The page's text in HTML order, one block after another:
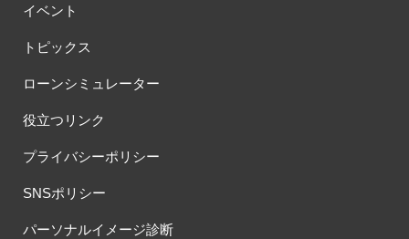
イベント
トピックス
ローンシミュレーター
役立つリンク
プライバシーポリシー
SNSポリシー
パーソナルイメージ診断